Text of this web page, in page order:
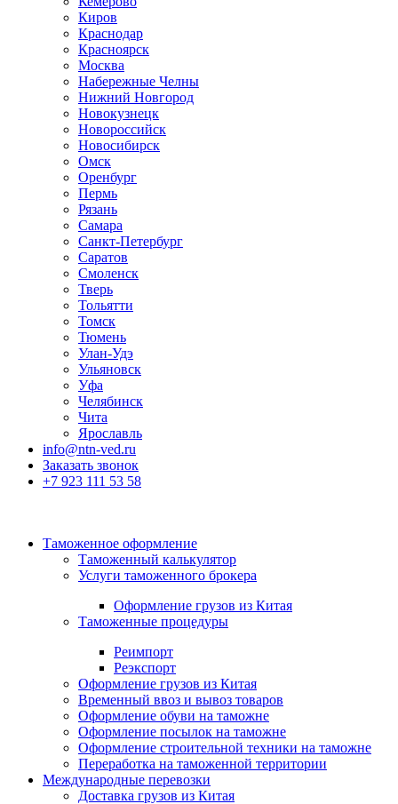
Киров
Краснодар
Красноярск
Москва
Набережные Челны
Нижний Новгород
Новокузнецк
Новороссийск
Новосибирск
Омск
Оренбург
Пермь
Рязань
Самара
Санкт-Петербург
Саратов
Смоленск
Тверь
Тольятти
Томск
Тюмень
Улан-Удэ
Ульяновск
Уфа
Челябинск
Чита
Ярославль
info@ntn-ved.ru
Заказать звонок
+7 923 111 53 58
Таможенное оформление
Таможенный калькулятор
Услуги таможенного брокера
Оформление грузов из Китая
Таможенные процедуры
Реимпорт
Реэкспорт
Оформление грузов из Китая
Временный ввоз и вывоз товаров
Оформление обуви на таможне
Оформление посылок на таможне
Оформление строительной техники на таможне
Переработка на таможенной территории
Международные перевозки
Доставка грузов из Китая